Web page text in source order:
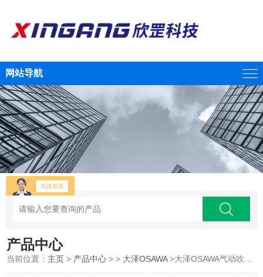
网站导航
产品中心
当前位置： 主页 > 产品中心 > > 大泽OSAWA>大泽OSAWA气动吹尘枪YW501-LG江西供应